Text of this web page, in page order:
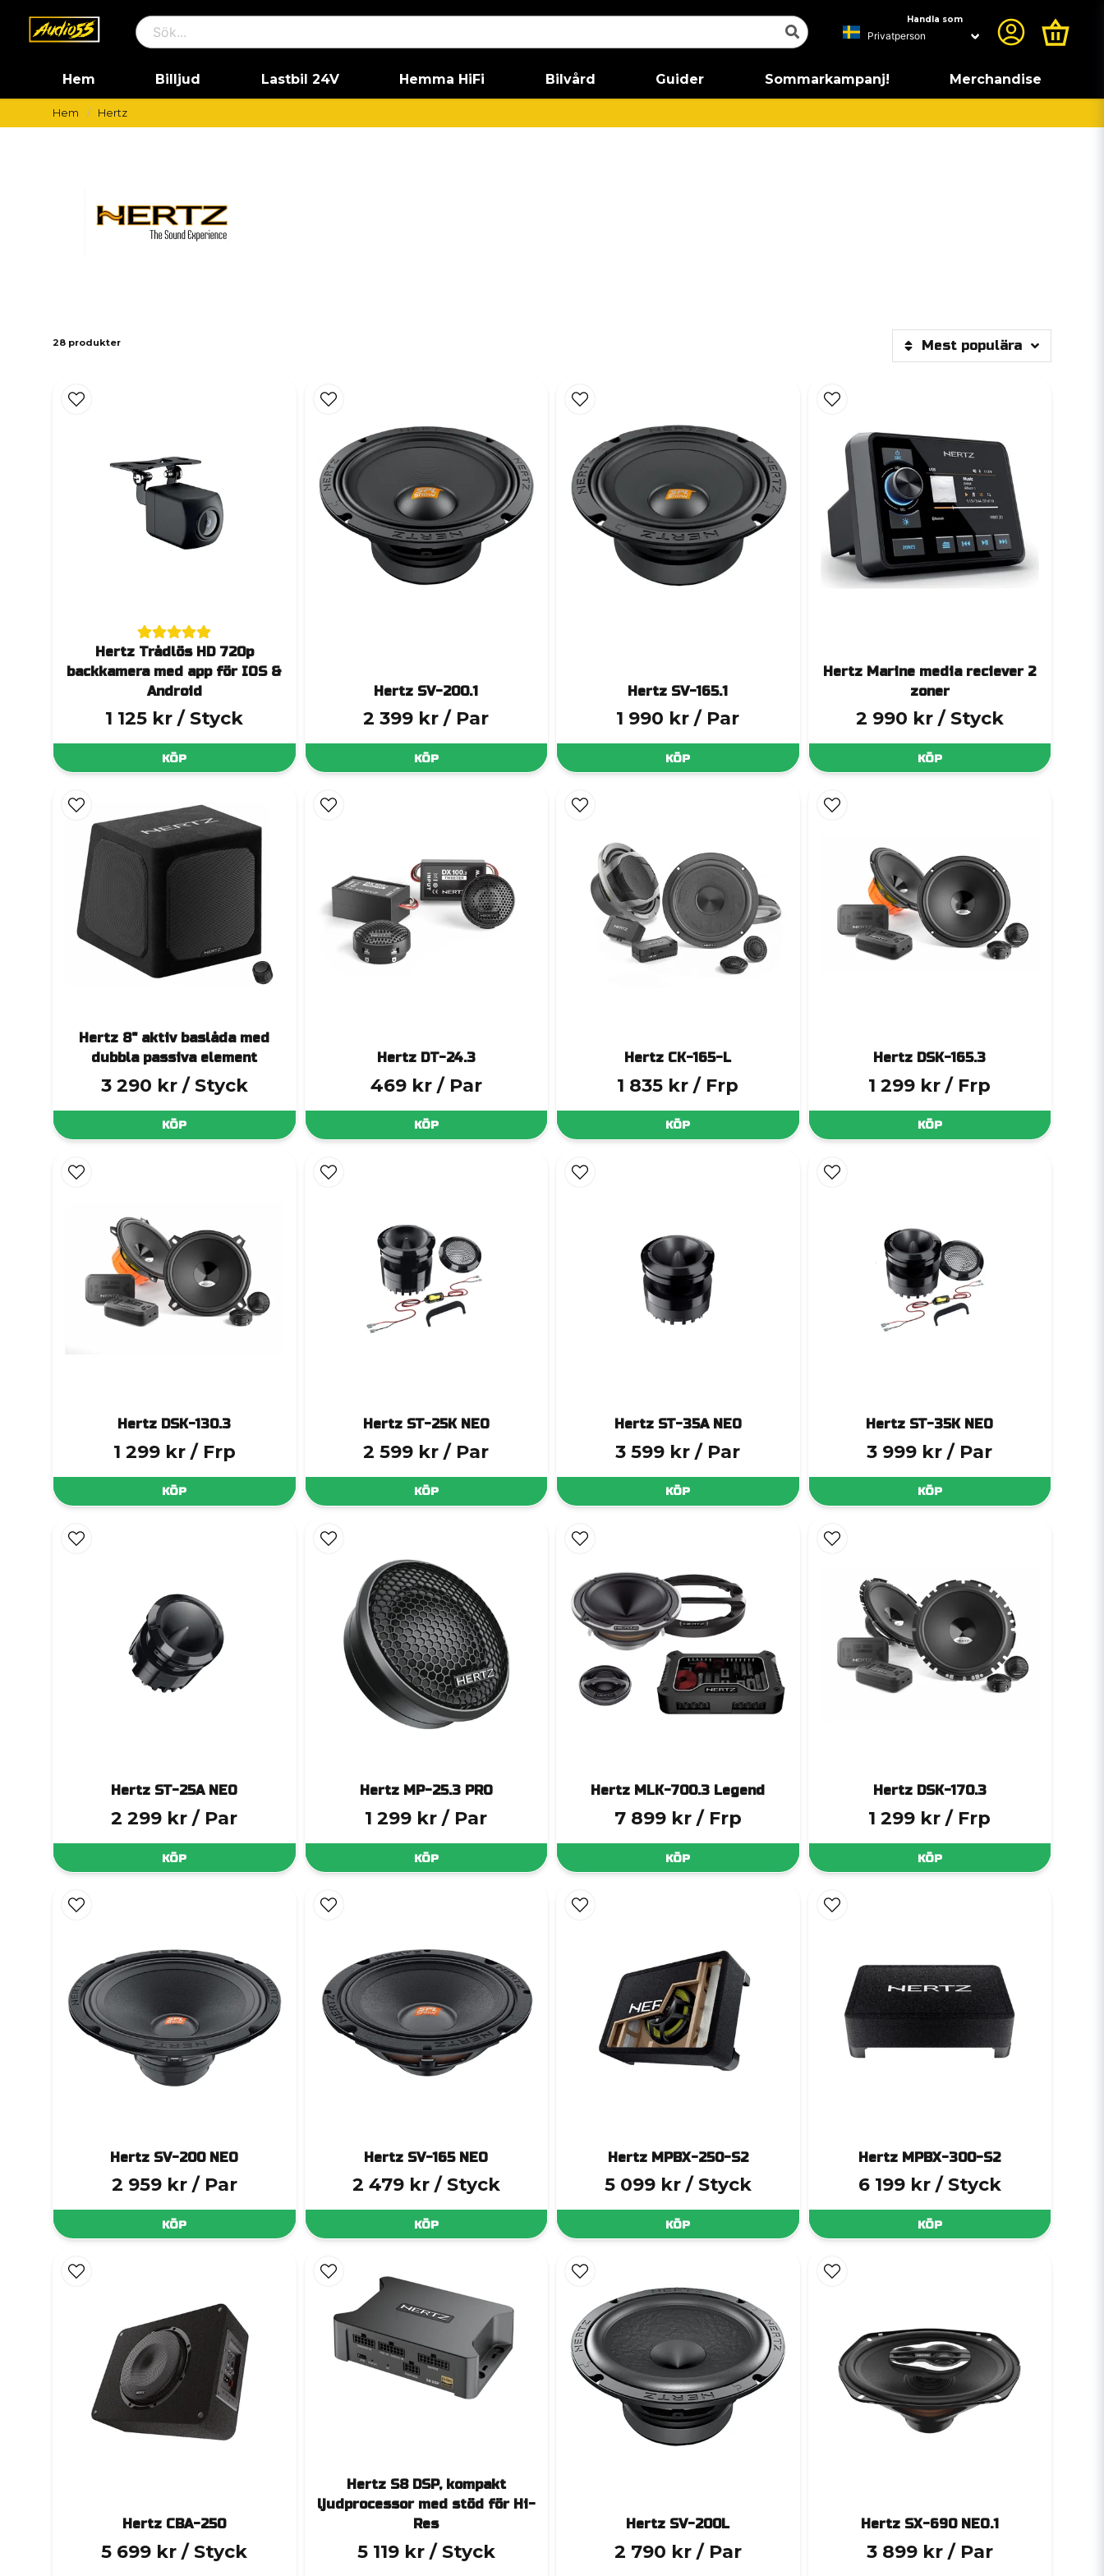
Handla som
Hem Billjud Lastbil 24V Hemma HiFi Bilvård Guider Sommarkampanj! Merchandise
Hem Hertz
28 produkter Mest populära
Hertz Trådlös HD 720p
backkamera med app för IOS &
Android
1 125 kr / Styck
KÖP
Hertz SV-200.1
2 399 kr / Par
KÖP
Hertz SV-165.1
1 990 kr / Par
KÖP
Hertz Marine media reciever 2
zoner
2 990 kr / Styck
KÖP
Hertz 8" aktiv baslåda med
dubbla passiva element
3 290 kr / Styck
KÖP
Hertz DT-24.3
469 kr / Par
KÖP
Hertz CK-165-L
1 835 kr / Frp
KÖP
Hertz DSK-165.3
1 299 kr / Frp
KÖP
Hertz DSK-130.3
1 299 kr / Frp
KÖP
Hertz ST-25K NEO
2 599 kr / Par
KÖP
Hertz ST-35A NEO
3 599 kr / Par
KÖP
Hertz ST-35K NEO
3 999 kr / Par
KÖP
Hertz ST-25A NEO
2 299 kr / Par
KÖP
Hertz MP-25.3 PRO
1 299 kr / Par
KÖP
Hertz MLK-700.3 Legend
7 899 kr / Frp
KÖP
Hertz DSK-170.3
1 299 kr / Frp
KÖP
Hertz SV-200 NEO
2 959 kr / Par
KÖP
Hertz SV-165 NEO
2 479 kr / Styck
KÖP
Hertz MPBX-250-S2
5 099 kr / Styck
KÖP
Hertz MPBX-300-S2
6 199 kr / Styck
KÖP
Hertz CBA-250
5 699 kr / Styck
Hertz S8 DSP, kompakt
ljudprocessor med stöd för Hi-
Res
5 119 kr / Styck
Hertz SV-200L
2 790 kr / Par
Hertz SX-690 NEO.1
3 899 kr / Par